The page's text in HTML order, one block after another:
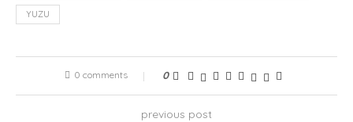
YUZU
0 comments 0
previous post